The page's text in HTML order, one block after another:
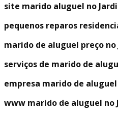
site marido aluguel no
pequenos reparos
marido de aluguel preço
serviços de marido de
empresa marido de
www marido de aluguel no